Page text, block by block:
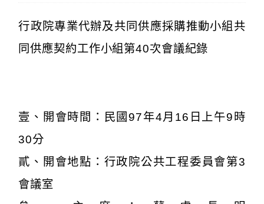
行政院專業代辦及共同供應採購推動小組共
同供應契約工作小組第40次會議紀錄
壹、開會時間：民國97年4月16日上午9時
30分
貳、開會地點：行政院公共工程委員會第3
會議室